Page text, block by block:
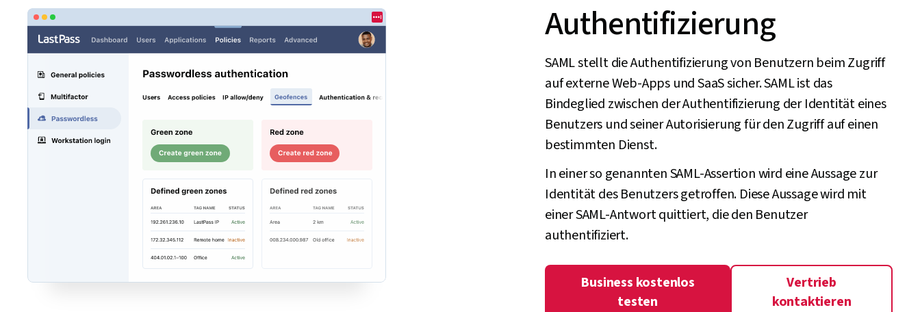
Authentifizierung
SAML stellt die Authentifizierung von Benutzern beim Zugriff
auf externe Web-Apps und SaaS sicher. SAML ist das
Bindeglied zwischen der Authentifizierung der Identität eines
Benutzers und seiner Autorisierung für den Zugriff auf einen
bestimmten Dienst.
In einer so genannten SAML-Assertion wird eine Aussage zur
Identität des Benutzers getroffen. Diese Aussage wird mit
einer SAML-Antwort quittiert, die den Benutzer
authentifiziert.
Business kostenlos
testen
Vertrieb
kontaktieren